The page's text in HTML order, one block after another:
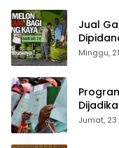
Jual
Minggu,
Jumat, 23